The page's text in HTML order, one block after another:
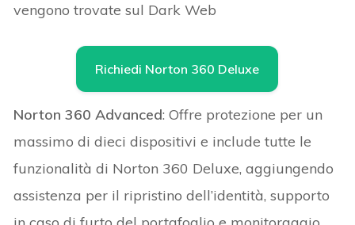
vengono trovate sul Dark Web
Richiedi Norton 360 Deluxe
Norton 360 Advanced: Offre protezione per un
massimo di dieci dispositivi e include tutte le
funzionalità di Norton 360 Deluxe, aggiungendo
assistenza per il ripristino dell’identità, supporto